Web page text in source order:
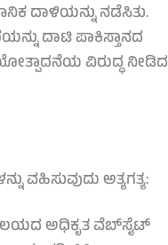
ದಾಳಿಯನ್ನು ನಡೆಸಿತು.
ದಾಟಿ ಪಾಕಿಸ್ತಾನದ
ವಿರುದ್ಧ ನೀಡಿದ
ವಹಿಸುವುದು ಅತ್ಯಗತ್ಯ:
ಅಧಿಕೃತ ವೆಬ್‌ಸೈಟ್